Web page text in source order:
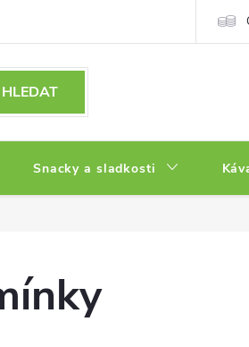
HLEDAT
Snacky a sladkosti